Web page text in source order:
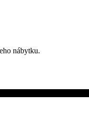
nábytku.